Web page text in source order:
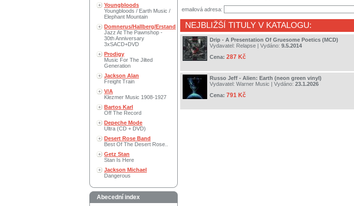
Youngbloods
Youngbloods / Earth Music /
Elephant Mountain
Domnerus/Hallberg/Erstand
Jazz At The Pawnshop -
30th Anniversary
3xSACD+DVD
Prodigy
Music For The Jilted
Generation
Jackson Alan
Freight Train
V/A
Klezmer Music 1908-1927
Bartos Karl
Off The Record
Depeche Mode
Ultra (CD + DVD)
Desert Rose Band
Best Of The Desert Rose..
Getz Stan
Stan Is Here
Jackson Michael
Dangerous
Abecední index
emailová adresa:
NEJBLIŽŠÍ TITULY V KATALOGU:
Drip - A Presentation Of Gruesome Poetics (MCD)
Vydavatel: Relapse | Vydáno: 9.5.2014
Cena: 287 Kč
Russo Jeff - Alien: Earth (neon green vinyl)
Vydavatel: Warner Music | Vydáno: 23.1.2026
Cena: 791 Kč